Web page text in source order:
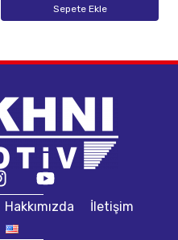
Sepete Ekle
Hakkımızda İletişim